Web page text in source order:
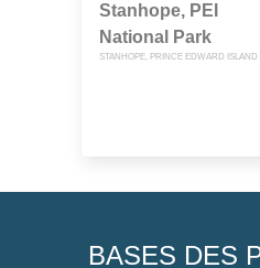
Stanhope, PEI
National Park
STANHOPE, PRINCE EDWARD ISLAND
BASES DES